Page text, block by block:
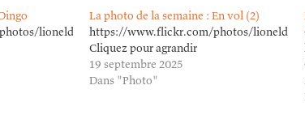
lioneldavoust/54703120626/in/dateposted
La photo de la semaine : En vol (2)
https://www.flickr.com/photos/
Cliquez pour agrandir
19 septembre 2025
Dans "Photo"